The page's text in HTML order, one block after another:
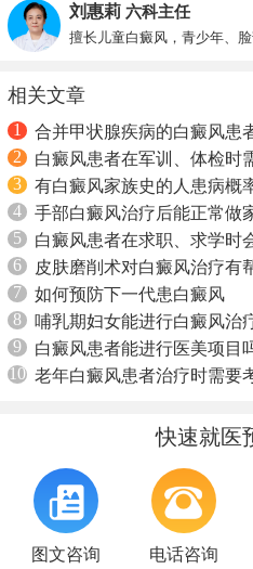
刘惠莉 六科主任
擅长儿童白癜风，青少年、
相关文章
1
合并甲状腺疾病的白癜风患
2
白癜风患者在军训、体检时
3
有白癜风家族史的人患病概
4
手部白癜风治疗后能正常做
5
白癜风患者在求职、求学时
6
皮肤磨削术对白癜风治疗有
7
如何预防下一代患白癜风
8
哺乳期妇女能进行白癜风治
9
白癜风患者能进行医美项目
10 老年白癜风患者治疗时需要
快速就医
图文咨询 电话咨询